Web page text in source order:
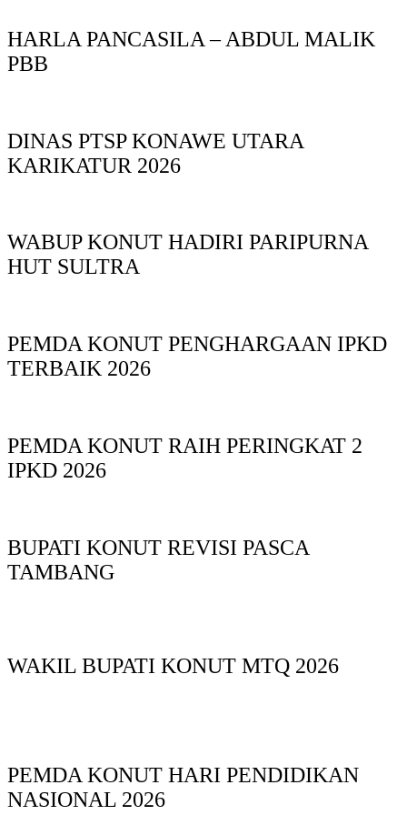
HARLA PANCASILA – ABDUL MALIK
PBB
DINAS PTSP KONAWE UTARA
KARIKATUR 2026
WABUP KONUT HADIRI PARIPURNA
HUT SULTRA
PEMDA KONUT PENGHARGAAN IPKD
TERBAIK 2026
PEMDA KONUT RAIH PERINGKAT 2
IPKD 2026
BUPATI KONUT REVISI PASCA
TAMBANG
WAKIL BUPATI KONUT MTQ 2026
PEMDA KONUT HARI PENDIDIKAN
NASIONAL 2026